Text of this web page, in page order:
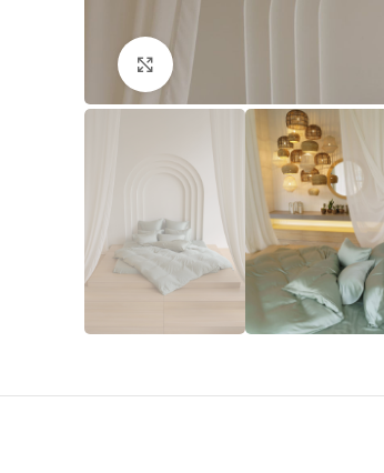
Увеличить